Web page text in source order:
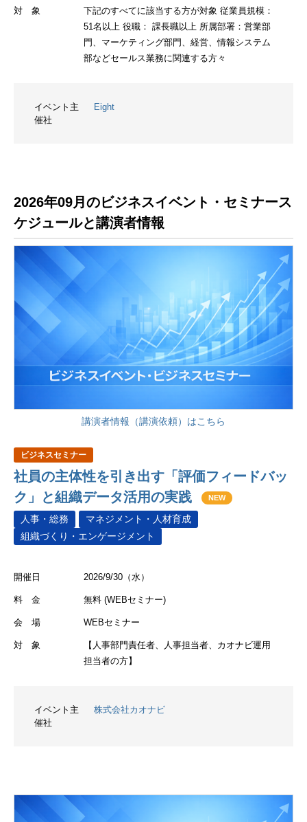
対 象
下記のすべてに該当する方が対象 従業員規模：
51名以上 役職： 課長職以上 所属部署：営業部
門、マーケティング部門、経営、情報システム
部などセールス業務に関連する方々
イベント主
催社
Eight
2026年09月のビジネスイベント・セミナース
ケジュールと講演者情報
講演者情報（講演依頼）はこちら
ビジネスセミナー
社員の主体性を引き出す「評価フィードバッ
ク」と組織データ活用の実践
NEW
人事・総務
マネジメント・人材育成
組織づくり・エンゲージメント
開催日 2026/9/30（水）
料 金 無料 (WEBセミナー)
会 場 WEBセミナー
対 象
【人事部門責任者、人事担当者、カオナビ運用
担当者の方】
イベント主
催社
株式会社カオナビ